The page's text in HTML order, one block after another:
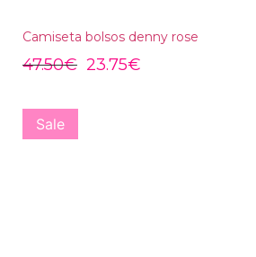
Camiseta bolsos denny rose
47.50€ 23.75€
Sale